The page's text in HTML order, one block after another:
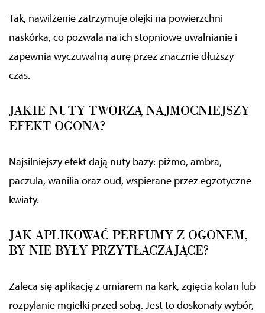
Tak, nawilżenie zatrzymuje olejki na powierzchni
naskórka, co pozwala na ich stopniowe uwalnianie i
zapewnia wyczuwalną aurę przez znacznie dłuższy
czas.
JAKIE NUTY TWORZĄ NAJMOCNIEJSZY
EFEKT OGONA?
Najsilniejszy efekt dają nuty bazy: piżmo, ambra,
paczula, wanilia oraz oud, wspierane przez egzotyczne
kwiaty.
JAK APLIKOWAĆ PERFUMY Z OGONEM,
BY NIE BYŁY PRZYTŁACZAJĄCE?
Zaleca się aplikację z umiarem na kark, zgięcia kolan lub
rozpylanie mgiełki przed sobą. Jest to doskonały wybór,